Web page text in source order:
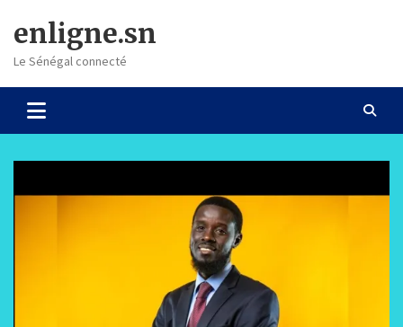
content
enligne.sn
Le Sénégal connecté